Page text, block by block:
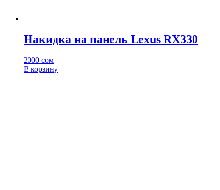
Накидка на панель Lexus RX330
2000 сом
В корзину